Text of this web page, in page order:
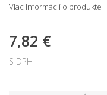
Viac informácií o produkte
7,82 €
S DPH